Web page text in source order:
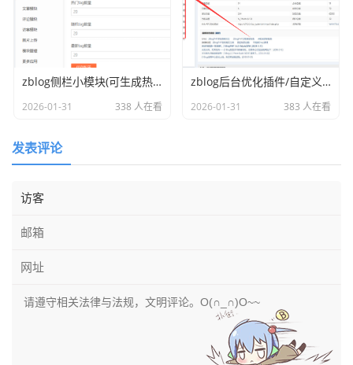
zblog侧栏小模块(可生成热门tag随机文章最新访客等)
2026-01-31 338 人在看
zblog后台优化插件/自定义配色/手机端自适应
2026-01-31 383 人在看
发表评论